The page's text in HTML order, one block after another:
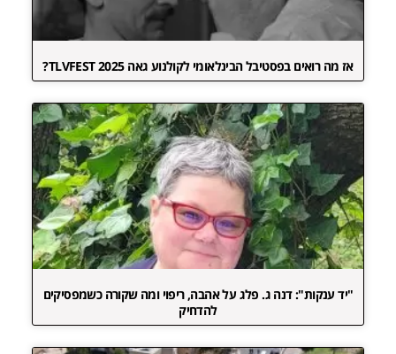
אז מה רואים בפסטיבל הבינלאומי לקולנוע גאה TLVFEST 2025?
"יד ענקות": דנה ג. פלג על אהבה, ריפוי ומה שקורה כשמפסיקים
להדחיק